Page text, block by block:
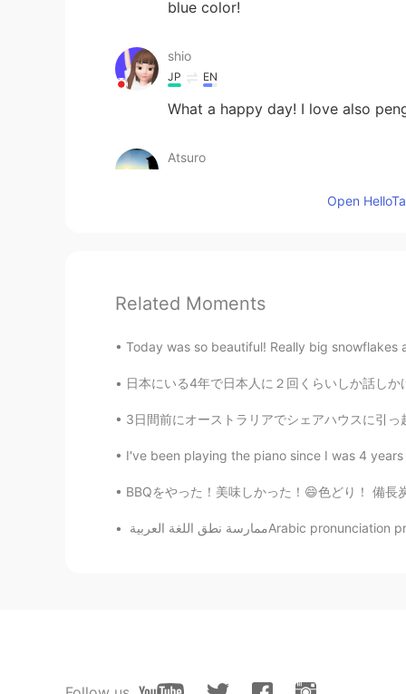
blue color!
shio
JP EN
What a happy day! I love also
Atsuro
So cute😄 I like penguins🐧
Open
Related Moments
Today was so beautiful! Really big snowflakes
日本にいる4年で日本人に２回くらいしか話しかけられたことない どっちも同じくだ
3日間前にオーストラリアでシェアハウスに引っ越したんですけど, オーナーさんは日本
I've been playing the piano since I was 4
BBQをやった！美味しかった！😄色どり！ 備長炭で焼いたパインアップルを食べた事が